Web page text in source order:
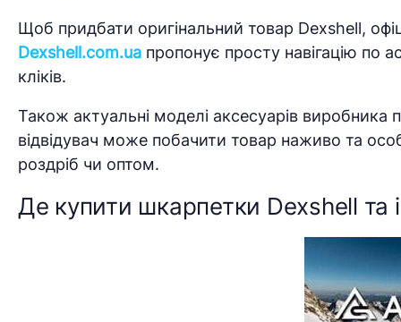
Щоб придбати оригінальний товар Dexshell,
Dexshell.com.ua пропонує просту навігацію по
кліків.
Також актуальні моделі аксесуарів виробника
відвідувач може побачити товар наживо та
роздріб чи оптом.
Де купити шкарпетки Dexshell та